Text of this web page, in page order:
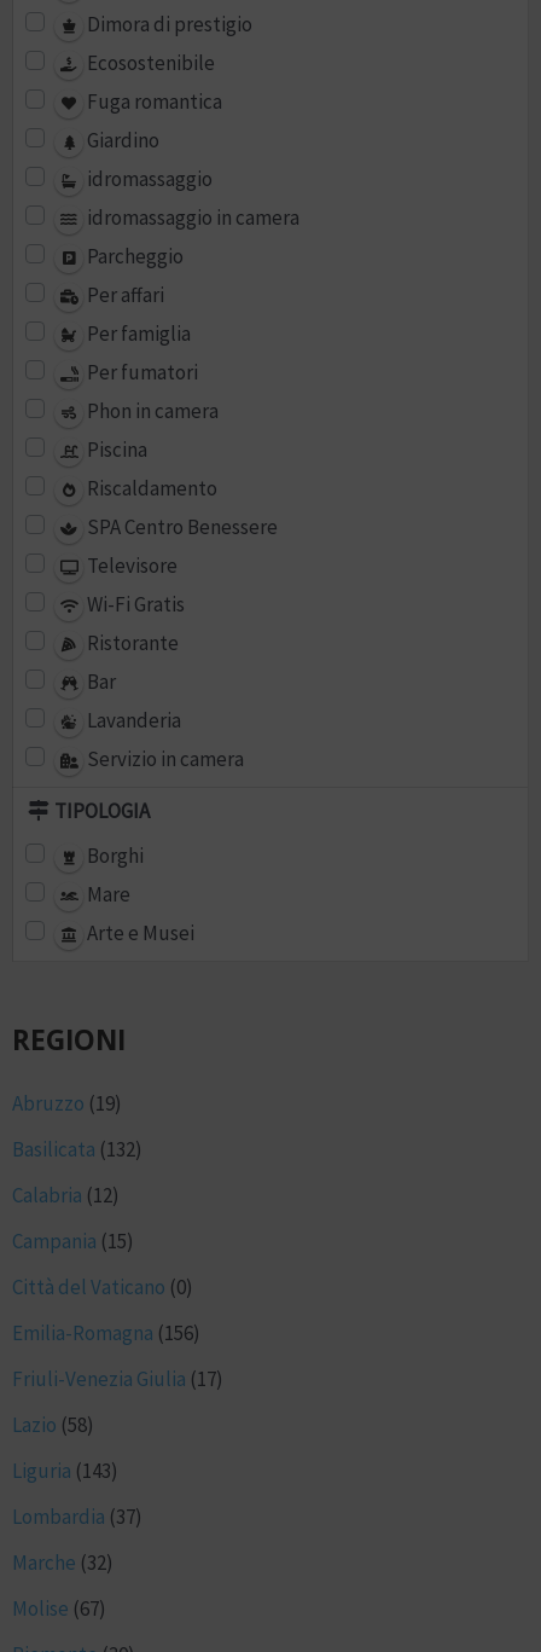
Dimora di prestigio
Ecosostenibile
Fuga romantica
Giardino
idromassaggio
idromassaggio in camera
Parcheggio
Per affari
Per famiglia
Per fumatori
Phon in camera
Piscina
Riscaldamento
SPA Centro Benessere
Televisore
Wi-Fi Gratis
Ristorante
Bar
Lavanderia
Servizio in camera
TIPOLOGIA
Borghi
Mare
Arte e Musei
REGIONI
Abruzzo (19)
Basilicata (132)
Calabria (12)
Campania (15)
Città del Vaticano (0)
Emilia-Romagna (156)
Friuli-Venezia Giulia (17)
Lazio (58)
Liguria (143)
Lombardia (37)
Marche (32)
Molise (67)